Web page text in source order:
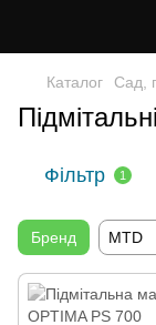
Каталог Сад,
Фільтр 1
Бренд MTD